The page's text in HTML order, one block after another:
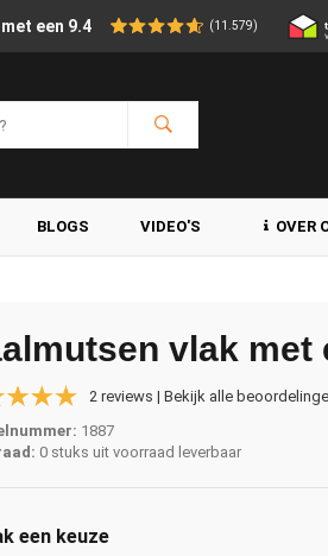
een 9.4 (11.579)
BLOGS VIDEO'S OVER
vlak met
2 reviews | Bekijk alle
1887
0 stuks uit voorraad leverbaar
een keuze